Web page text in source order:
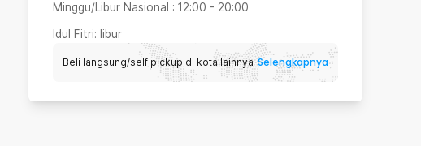
Minggu/Libur Nasional : 12:00 - 20:00
Idul Fitri: libur
Beli langsung/self pickup di kota lainnya Selengkapnya